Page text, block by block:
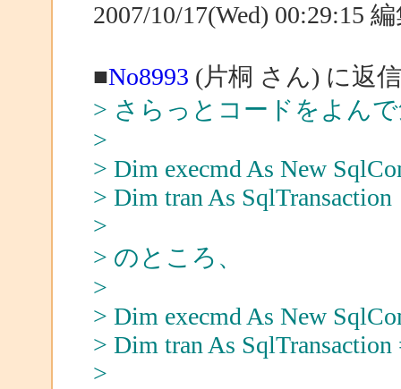
2007/10/17(Wed) 00:29:15
■No8993 (片桐 さん) に返信
> さらっとコードをよん
>
> Dim execmd As New
> Dim tran As SqlTransaction
>
> のところ、
>
> Dim execmd As New
> Dim tran As
>